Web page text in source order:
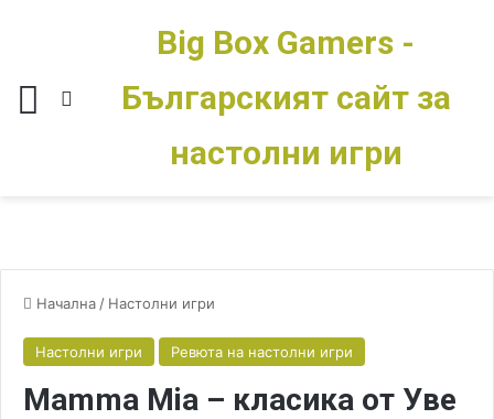
Меню Switch skin
Big Box Gamers -
Българският сайт за
настолни игри
Начална / Настолни игри
Настолни игри Ревюта на настолни игри
Mamma Mia – класика от Уве